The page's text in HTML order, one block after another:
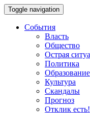
Toggle navigation
События
Власть
Общество
Острая
Политика
Образование
Культура
Скандалы
Прогноз
Отклик есть!